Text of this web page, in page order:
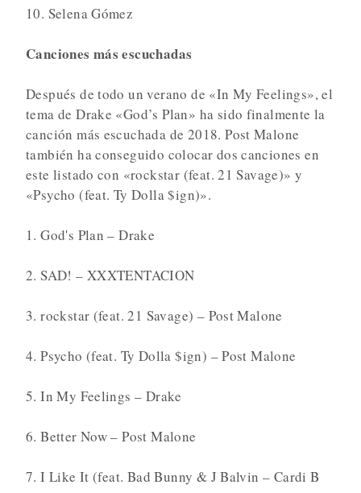
10. Selena Gómez
Canciones más escuchadas
Después de todo un verano de «In My Feelings», el
tema de Drake «God’s Plan» ha sido finalmente la
canción más escuchada de 2018. Post Malone
también ha conseguido colocar dos canciones en
este listado con «rockstar (feat. 21 Savage)» y
«Psycho (feat. Ty Dolla $ign)».
1. God's Plan – Drake
2. SAD! – XXXTENTACION
3. rockstar (feat. 21 Savage) – Post Malone
4. Psycho (feat. Ty Dolla $ign) – Post Malone
5. In My Feelings – Drake
6. Better Now – Post Malone
7. I Like It (feat. Bad Bunny & J Balvin – Cardi B